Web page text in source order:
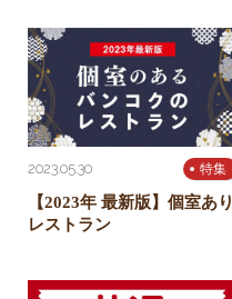
2023.05.30 特集
【2023年 最新版】個室あり
レストラン